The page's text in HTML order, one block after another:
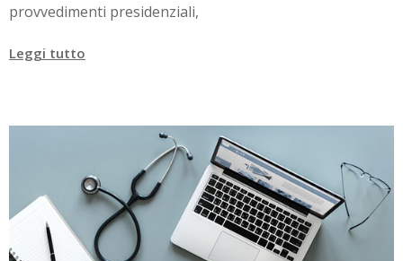
provvedimenti presidenziali,
Leggi tutto